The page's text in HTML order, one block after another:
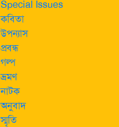
Special Issues
কবিতা
উপন্যাস
প্রবন্ধ
গল্প
ভ্রমণ
নাটক
অনুবাদ
স্মৃতি